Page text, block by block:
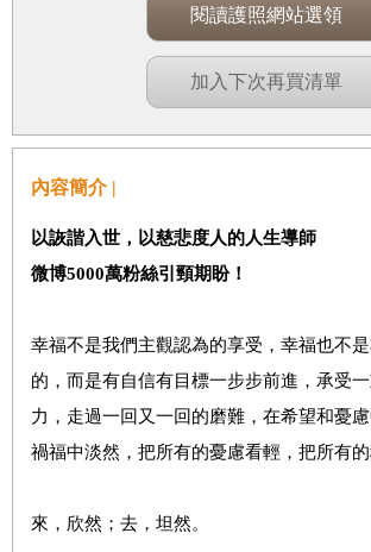
閱讀護照網站選領
加入下次再買清單
內容簡介 |
以詼諧入世，以慈悲度人的人生導師
微博5000萬粉絲引頸期盼！
幸福不是我們主觀認為的享受，幸福也不
的，而是有自信有目標一步步前進，承受
力，走過一回又一回的磨難，在希望和憂
禍福中淡然，把所有的憂慮看輕，把所有的
來，欣然；去，坦然。